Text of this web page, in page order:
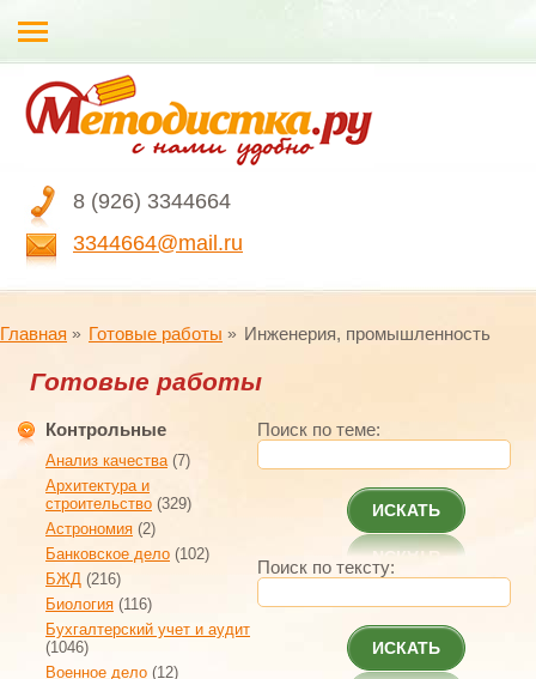
8 (926) 3344664
3344664@mail.ru
Главная Готовые работы Инженерия, промышленность
Готовые работы
Контрольные
Анализ качества(7)
Архитектура и
строительство (329)
Астрономия (2)
Банковское дело (102)
БЖД (216)
Биология (116)
Бухгалтерский учет и аудит
(1046)
Военное дело (12)
Поиск по теме:
ИСКАТЬ
Поиск по тексту:
ИСКАТЬ